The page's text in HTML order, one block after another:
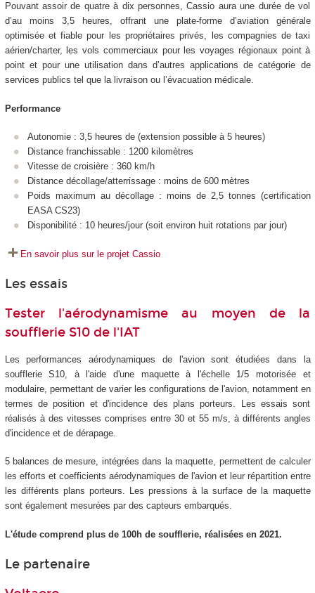
Pouvant assoir de quatre à dix personnes, Cassio aura une durée de vol
d’au moins 3,5 heures, offrant une plate-forme d’aviation générale
optimisée et fiable pour les propriétaires privés, les compagnies de taxi
aérien/charter, les vols commerciaux pour les voyages régionaux point à
point et pour une utilisation dans d’autres applications de catégorie de
services publics tel que la livraison ou l’évacuation médicale.
Performance
Autonomie : 3,5 heures de (extension possible à 5 heures)
Distance franchissable : 1200 kilomètres
Vitesse de croisière : 360 km/h
Distance décollage/atterrissage : moins de 600 mètres
Poids maximum au décollage : moins de 2,5 tonnes (certification
EASA CS23)
Disponibilité : 10 heures/jour (soit environ huit rotations par jour)
En savoir plus sur le projet Cassio
Les essais
Tester l'aérodynamisme au moyen de la
soufflerie S10 de l'IAT
Les performances aérodynamiques de l'avion sont étudiées dans la
soufflerie S10, à l'aide d'une maquette à l'échelle 1/5 motorisée et
modulaire, permettant de varier les configurations de l'avion, notamment en
termes de position et d'incidence des plans porteurs. Les essais sont
réalisés à des vitesses comprises entre 30 et 55 m/s, à différents angles
d'incidence et de dérapage.
5 balances de mesure, intégrées dans la maquette, permettent de calculer
les efforts et coefficients aérodynamiques de l'avion et leur répartition entre
les différents plans porteurs. Les pressions à la surface de la maquette
sont également mesurées par des capteurs embarqués.
L'étude comprend plus de 100h de soufflerie, réalisées en 2021.
Le partenaire